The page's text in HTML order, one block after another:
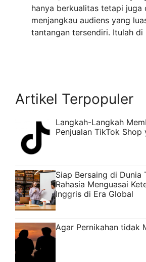
hanya berkualitas tetapi juga
menjangkau audiens yang
tantangan tersendiri. Itulah di
menciptakan konten ...
Artikel Terpopuler
Langkah-Langkah
Penjualan TikTok Shop
Siap Bersaing di Dunia
Rahasia Menguasai
Inggris di Era Global
Agar Pernikahan tidak